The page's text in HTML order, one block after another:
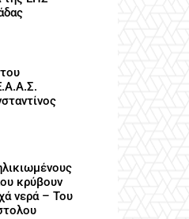
κρύβουν
νερά – Του